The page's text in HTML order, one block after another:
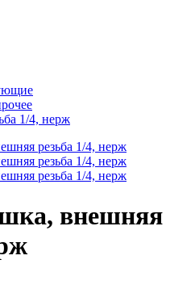
1/4, нерж
внешняя